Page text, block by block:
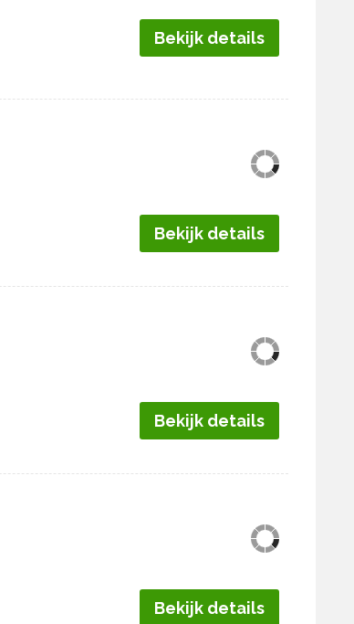
Bekijk details
Bekijk details
Bekijk details
Bekijk details